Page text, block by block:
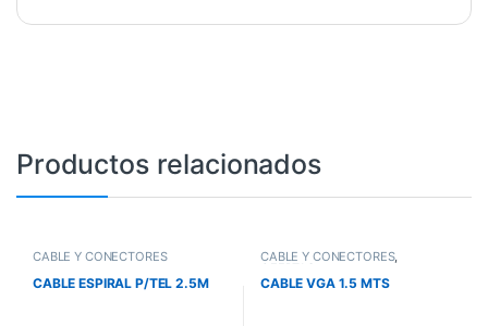
Productos relacionados
CABLE Y CONECTORES
CABLE ESPIRAL P/TEL 2.5M
CABLE Y CONECTORES,
OFERTAS
CABLE VGA 1.5 MTS